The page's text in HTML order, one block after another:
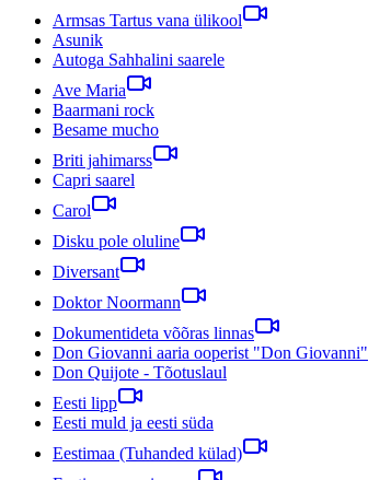
Armsas Tartus vana ülikool
Asunik
Autoga Sahhalini saarele
Ave Maria
Baarmani rock
Besame mucho
Briti jahimarss
Capri saarel
Carol
Disku pole oluline
Diversant
Doktor Noormann
Dokumentideta võõras linnas
Don Giovanni aaria ooperist "Don Giovanni"
Don Quijote - Tõotuslaul
Eesti lipp
Eesti muld ja eesti süda
Eestimaa (Tuhanded külad)